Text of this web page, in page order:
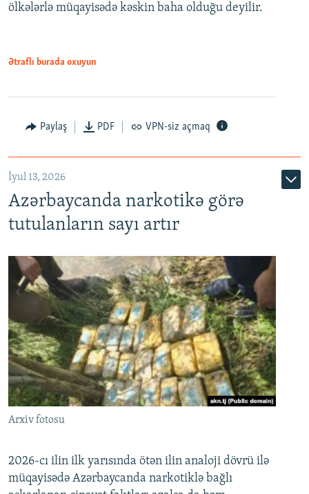
ölkələrlə müqayisədə kəskin baha olduğu deyilir.
Ətraflı burada oxuyun
Paylaş PDF VPN-siz açmaq
İyul 13, 2026
Azərbaycanda narkotikə görə
tutulanların sayı artır
Arxiv fotosu
2026-cı ilin ilk yarısında ötən ilin analoji dövrü ilə
müqayisədə Azərbaycanda narkotiklə bağlı